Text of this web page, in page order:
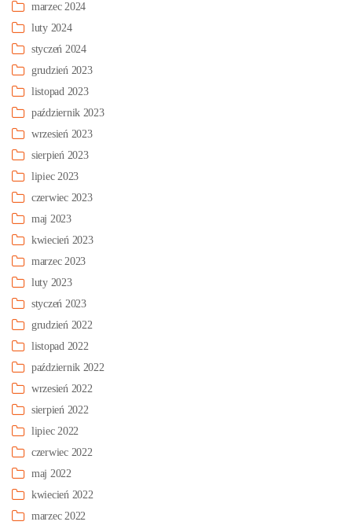
marzec 2024
luty 2024
styczeń 2024
grudzień 2023
listopad 2023
październik 2023
wrzesień 2023
sierpień 2023
lipiec 2023
czerwiec 2023
maj 2023
kwiecień 2023
marzec 2023
luty 2023
styczeń 2023
grudzień 2022
listopad 2022
październik 2022
wrzesień 2022
sierpień 2022
lipiec 2022
czerwiec 2022
maj 2022
kwiecień 2022
marzec 2022